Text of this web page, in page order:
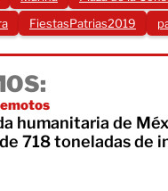
FiestasPatrias2019
humanitaria de
718 toneladas de